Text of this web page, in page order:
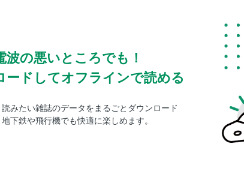
波の悪いところでも！
ードしてオフラインで読める
みたい雑誌のデータをまるごとダウンロード
下鉄や飛行機でも快適に楽しめます。